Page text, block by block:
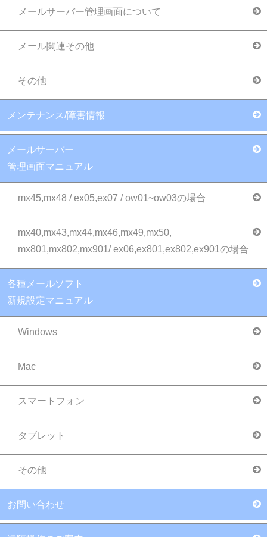
公正かつ適正な手段で、上記目的に必要と
取得した個人情報・要配慮個人情報は、ご
本人の同意なしに目的以外では利用しませ
ん。
情報が漏洩しないよう対策を講じ、従業員
だけでなく委託業者も監督します。
国内外を問わず、ご本人の同意を得ずに第
三者に情報を提供しません。
ご本人からの求めに応じ情報を開示しま
す。
訂正や削除に応じます。
のとして個人情報保護委員会規則で定める事項に
ついては、必要かつ適切な措置を講じます。
取得した個人情報の取扱いの全部又は、一部を委
託することはありません。
個人情報を与えなかった場合に生じる結果
メールサーバー管理画面について
メール関連その他
その他
メンテナンス/障害情報
メールサーバー
管理画面マニュアル
mx45,mx48 / ex05,ex07 / ow01~ow03の場合
mx40,mx43,mx44,mx46,mx49,mx50,
mx801,mx802,mx901/ ex06,ex801,ex802,ex901の場合
各種メールソフト
新規設定マニュアル
Windows
Mac
スマートフォン
タブレット
その他
お問い合わせ